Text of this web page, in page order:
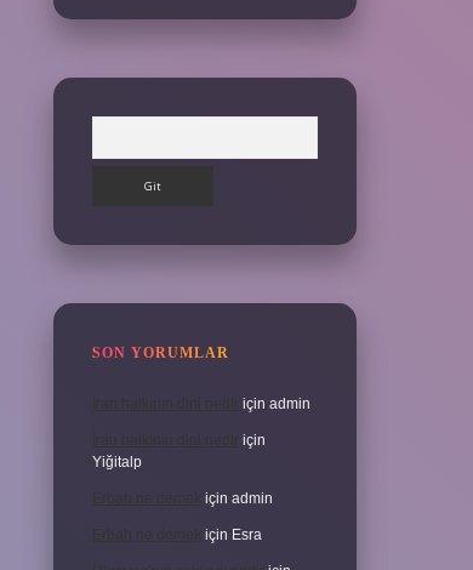
SON YORUMLAR
İran halkının dini nedir için admin
İran halkının dini nedir için
Yiğitalp
Erbah ne demek için admin
Erbah ne demek için Esra